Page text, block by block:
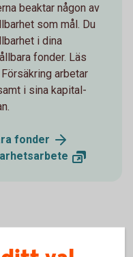
beaktar någon av
som mål. Du
i dina
fonder. Läs
arbetar
i sina kapital-
fonder